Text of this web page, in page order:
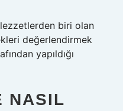
biri olan
değerlendirmek
yapıldığı
NASIL